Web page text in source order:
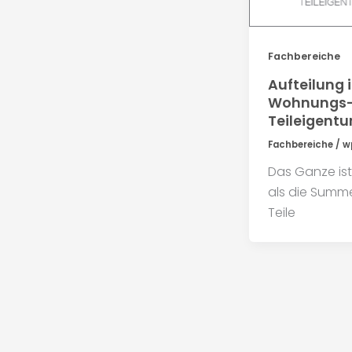
Fachbereiche
Aufteilung
Fachbereiche /
Das Ganze
als die
Teile